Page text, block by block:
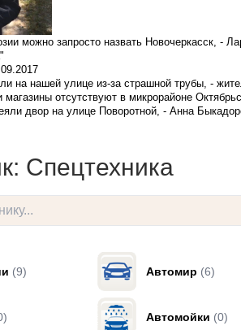
можно запросто назвать Новочеркасск, -
на нашей улице из-за страшной трубы, -
магазины отсутствуют в микрорайоне
двор на улице Поворотной, - Анна
Спецтехника
(9) Автомир (6)
Автомойки (0)